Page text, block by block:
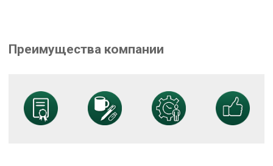
Преимущества компании